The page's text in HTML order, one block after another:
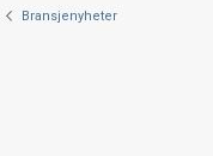
Bransjenyheter